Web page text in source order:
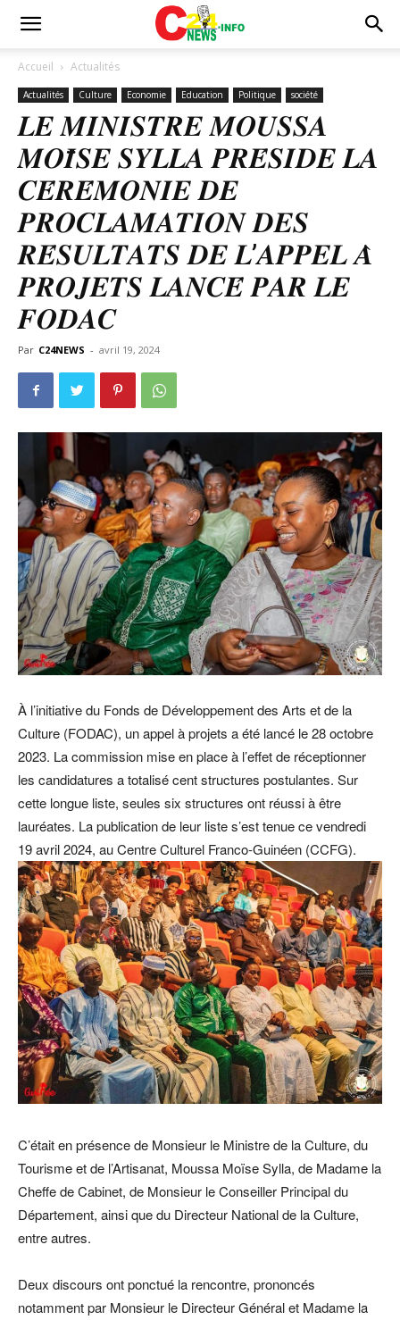
Accueil Actualités
Actualités Culture Economie Education Politique société
𝑳𝑬 𝑴𝑰𝑵𝑰𝑺𝑻𝑹𝑬 𝑴𝑶𝑼𝑺𝑺𝑨
𝑴𝑶𝑰̈𝑺𝑬 𝑺𝒀𝑳𝑳𝑨 𝑷𝑹𝑬́𝑺𝑰𝑫𝑬 𝑳𝑨
𝑪𝑬́𝑹𝑬́𝑴𝑶𝑵𝑰𝑬 𝑫𝑬
𝑷𝑹𝑶𝑪𝑳𝑨𝑴𝑨𝑻𝑰𝑶𝑵 𝑫𝑬𝑺
𝑹𝑬́𝑺𝑼𝑳𝑻𝑨𝑻𝑺 𝑫𝑬 𝑳’𝑨𝑷𝑷𝑬𝑳 𝑨̀
𝑷𝑹𝑶𝑱𝑬𝑻𝑺 𝑳𝑨𝑵𝑪𝑬́ 𝑷𝑨𝑹 𝑳𝑬
𝑭𝑶𝑫𝑨𝑪
Par C24NEWS - avril 19, 2024
À l’initiative du Fonds de Développement des Arts et de la
Culture (FODAC), un appel à projets a été lancé le 28 octobre
2023. La commission mise en place à l’effet de réceptionner
les candidatures a totalisé cent structures postulantes. Sur
cette longue liste, seules six structures ont réussi à être
lauréates. La publication de leur liste s’est tenue ce vendredi
19 avril 2024, au Centre Culturel Franco-Guinéen (CCFG).
C’était en présence de Monsieur le Ministre de la Culture, du
Tourisme et de l’Artisanat, Moussa Moïse Sylla, de Madame la
Cheffe de Cabinet, de Monsieur le Conseiller Principal du
Département, ainsi que du Directeur National de la Culture,
entre autres.
Deux discours ont ponctué la rencontre, prononcés
notamment par Monsieur le Directeur Général et Madame la